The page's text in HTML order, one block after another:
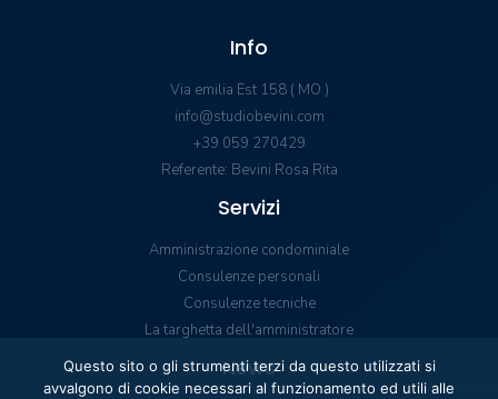
Info
Via emilia Est 158 ( MO )
info@studiobevini.com
+39 059 270429
Referente: Bevini Rosa Rita
Servizi
Amministrazione condominiale
Consulenze personali
Consulenze tecniche
La targhetta dell'amministratore
News
Questo sito o gli strumenti terzi da questo utilizzati si
avvalgono di cookie necessari al funzionamento ed utili alle